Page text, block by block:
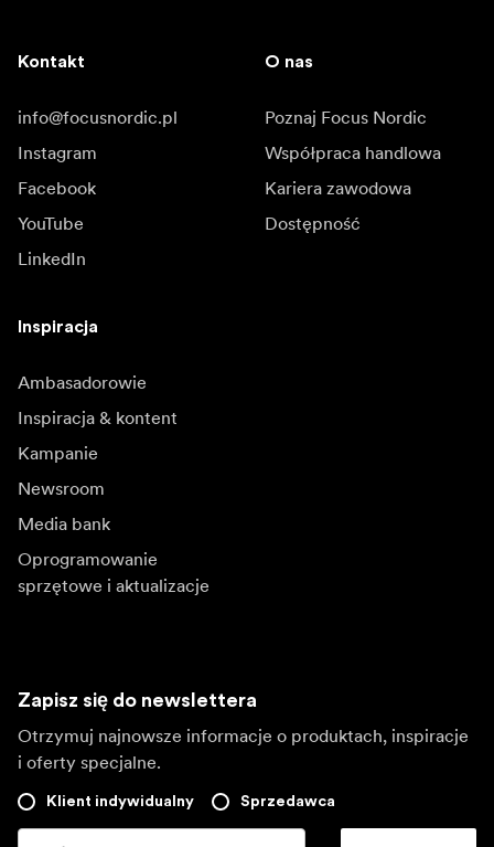
Kontakt
info@focusnordic.pl
Instagram
Facebook
YouTube
LinkedIn
O nas
Poznaj Focus Nordic
Współpraca handlowa
Kariera zawodowa
Dostępność
Inspiracja
Ambasadorowie
Inspiracja & kontent
Kampanie
Newsroom
Media bank
Oprogramowanie
sprzętowe i aktualizacje
Zapisz się do newslettera
Otrzymuj najnowsze informacje o produktach, inspiracje
i oferty specjalne.
Klient indywidualny Sprzedawca